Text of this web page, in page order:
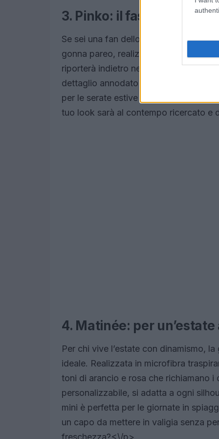
3. Pinko: il fascino
Se sei una fan dello stile boho-chic,
gonna pareo, realizzata in twill di
riporterà indietro nel tempo, ma con
dettaglio annodato rendono questo
per le serate estive in città. Abbinata a
tuo look sarà al contempo ricercato e
4. Matinée: per
Per chi vive l’estate con dinamismo,
ideale. Realizzata in microfibra
toni di arancio e rosa che richiamano
personalizzabile, si adatta a ogni
mini è perfetta per le giornate in
un capo da mettere in valigia senza